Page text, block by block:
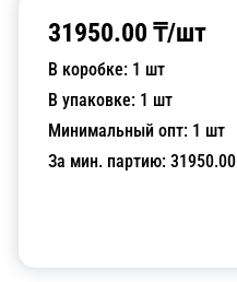
31950.00 ₸/шт
В коробке: 1 шт
В упаковке: 1 шт
Минимальный опт: 1 шт
За мин. партию: 31950.00